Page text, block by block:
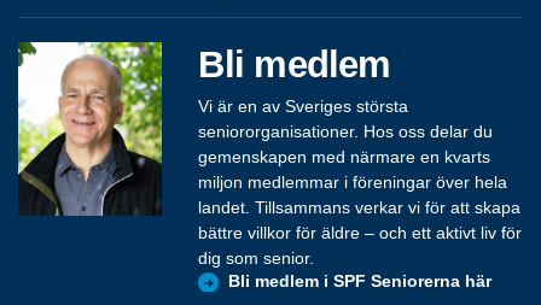
Bli medlem
Vi är en av Sveriges största
seniororganisationer. Hos oss delar du
gemenskapen med närmare en kvarts
miljon medlemmar i föreningar över hela
landet. Tillsammans verkar vi för att skapa
bättre villkor för äldre – och ett aktivt liv för
dig som senior.
Bli medlem i SPF Seniorerna här